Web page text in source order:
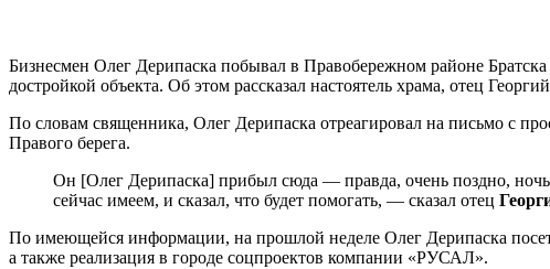
Бизнесмен Олег Дерипаска побывал в Правобережном районе
достройкой объекта. Об этом рассказал настоятель храма, отец
По словам священника, Олег Дерипаска отреагировал на письмо с
Правого берега.
Он [Олег Дерипаска] прибыл сюда — правда, очень поздно,
сейчас имеем, и сказал, что будет помогать, — сказал отец
По имеющейся информации, на прошлой неделе Олег Дерипаска
а также реализация в городе соцпроектов компании «РУСАЛ».